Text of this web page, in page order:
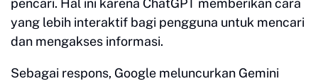
pencari. Hal ini karena ChatGPT memberikan cara
yang lebih interaktif bagi pengguna untuk mencari
dan mengakses informasi.
Sebagai respons, Google meluncurkan Gemini